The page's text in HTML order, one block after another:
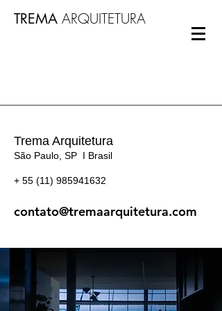
TREMA ARQUITETURA
Trema Arquitetura
São Paulo, SP I Brasil
+ 55 (11) 985941632
contato@tremaarquitetura.com